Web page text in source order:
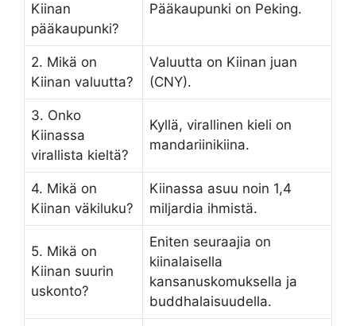
Kiinan
pääkaupunki?
Pääkaupunki on Peking.
2. Mikä on
Kiinan valuutta?
Valuutta on Kiinan juan
(CNY).
3. Onko
Kiinassa
virallista kieltä?
Kyllä, virallinen kieli on
mandariinikiina.
4. Mikä on
Kiinan väkiluku?
Kiinassa asuu noin 1,4
miljardia ihmistä.
5. Mikä on
Kiinan suurin
uskonto?
Eniten seuraajia on
kiinalaisella
kansanuskomuksella ja
buddhalaisuudella.